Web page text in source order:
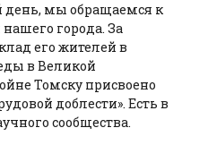
день, мы обращаемся к
города. За
его жителей в
в Великой
Томску присвоено
доблести». Есть в
сообщества.